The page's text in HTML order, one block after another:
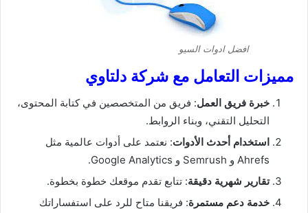
افضل ادوات السيو
مميزات التعامل مع شركة دلتاوي
خبرة فريق العمل: فريق من المتخصصين في كتابة المحتوى،
التحليل التقني، وبناء الروابط.
استخدام أحدث الأدوات: نعتمد على أدوات عالمية مثل
Ahrefs و Semrush و Google Analytics.
تقارير شهرية دقيقة: تتابع تقدم موقعك خطوة بخطوة.
خدمة دعم مستمرة: فريقنا متاح للرد على استفساراتك